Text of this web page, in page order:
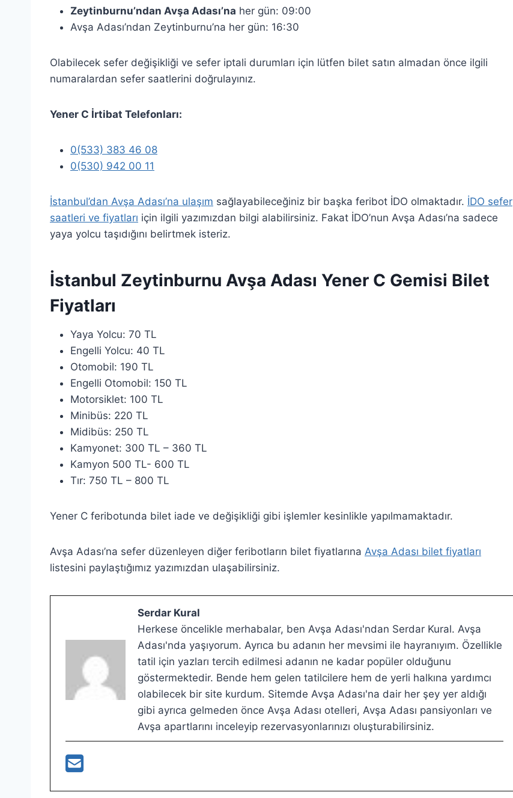
Zeytinburnu’ndan Avşa Adası’na her gün: 09:00
Avşa Adası’ndan Zeytinburnu’na her gün: 16:30
Olabilecek sefer değişikliği ve sefer iptali durumları için lütfen bilet satın almadan önce ilgili
numaralardan sefer saatlerini doğrulayınız.
Yener C İrtibat Telefonları:
0(533) 383 46 08
0(530) 942 00 11
İstanbul’dan Avşa Adası’na ulaşım sağlayabileceğiniz bir başka feribot İDO olmaktadır. İDO sefer
saatleri ve fiyatları için ilgili yazımızdan bilgi alabilirsiniz. Fakat İDO’nun Avşa Adası’na sadece
yaya yolcu taşıdığını belirtmek isteriz.
İstanbul Zeytinburnu Avşa Adası Yener C Gemisi Bilet
Fiyatları
Yaya Yolcu: 70 TL
Engelli Yolcu: 40 TL
Otomobil: 190 TL
Engelli Otomobil: 150 TL
Motorsiklet: 100 TL
Minibüs: 220 TL
Midibüs: 250 TL
Kamyonet: 300 TL – 360 TL
Kamyon 500 TL- 600 TL
Tır: 750 TL – 800 TL
Yener C feribotunda bilet iade ve değişikliği gibi işlemler kesinlikle yapılmamaktadır.
Avşa Adası’na sefer düzenleyen diğer feribotların bilet fiyatlarına Avşa Adası bilet fiyatları
listesini paylaştığımız yazımızdan ulaşabilirsiniz.
Serdar Kural
Herkese öncelikle merhabalar, ben Avşa Adası'ndan Serdar Kural. Avşa
Adası'nda yaşıyorum. Ayrıca bu adanın her mevsimi ile hayranıyım. Özellikle
tatil için yazları tercih edilmesi adanın ne kadar popüler olduğunu
göstermektedir. Bende hem gelen tatilcilere hem de yerli halkına yardımcı
olabilecek bir site kurdum. Sitemde Avşa Adası'na dair her şey yer aldığı
gibi ayrıca gelmeden önce Avşa Adası otelleri, Avşa Adası pansiyonları ve
Avşa apartlarını inceleyip rezervasyonlarınızı oluşturabilirsiniz.